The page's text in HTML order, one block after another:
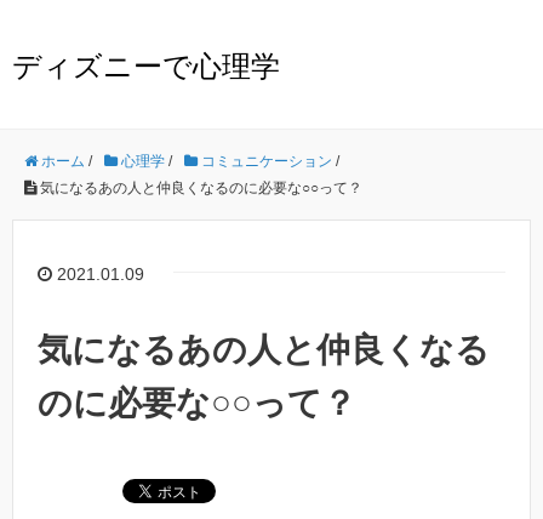
ディズニーで心理学
ホーム / 心理学 / コミュニケーション /
気になるあの人と仲良くなるのに必要な○○って？
2021.01.09
気になるあの人と仲良くなる
のに必要な○○って？